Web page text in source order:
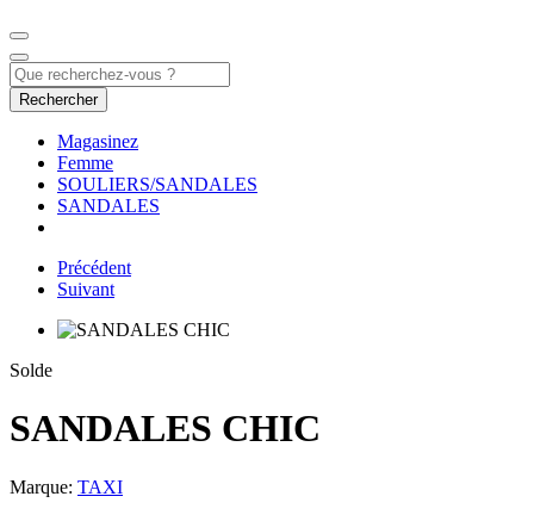
Rechercher
Magasinez
Femme
SOULIERS/SANDALES
SANDALES
Précédent
Suivant
Solde
SANDALES CHIC
Marque: TAXI